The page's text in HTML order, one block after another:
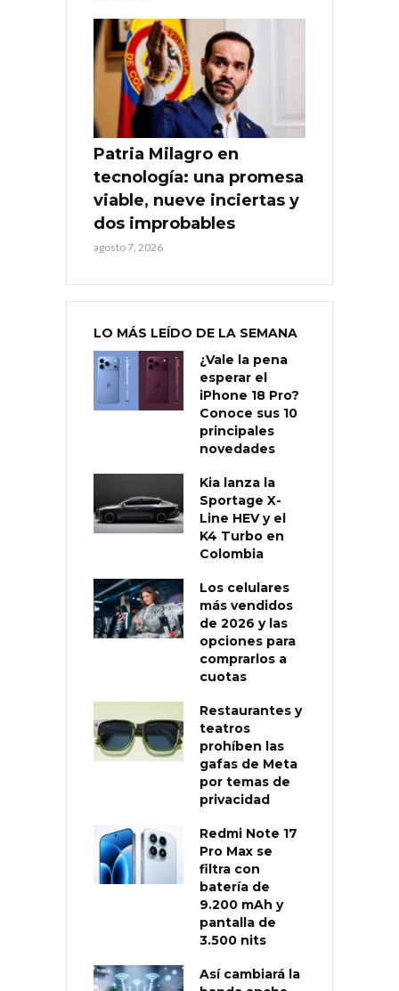
Patria Milagro en
tecnología: una promesa
viable, nueve inciertas y
dos improbables
agosto 7, 2026
LO MÁS LEÍDO DE LA SEMANA
¿Vale la pena
esperar el
iPhone 18 Pro?
Conoce sus 10
principales
novedades
Kia lanza la
Sportage X-
Line HEV y el
K4 Turbo en
Colombia
Los celulares
más vendidos
de 2026 y las
opciones para
comprarlos a
cuotas
Restaurantes y
teatros
prohíben las
gafas de Meta
por temas de
privacidad
Redmi Note 17
Pro Max se
filtra con
batería de
9.200 mAh y
pantalla de
3.500 nits
Así cambiará la